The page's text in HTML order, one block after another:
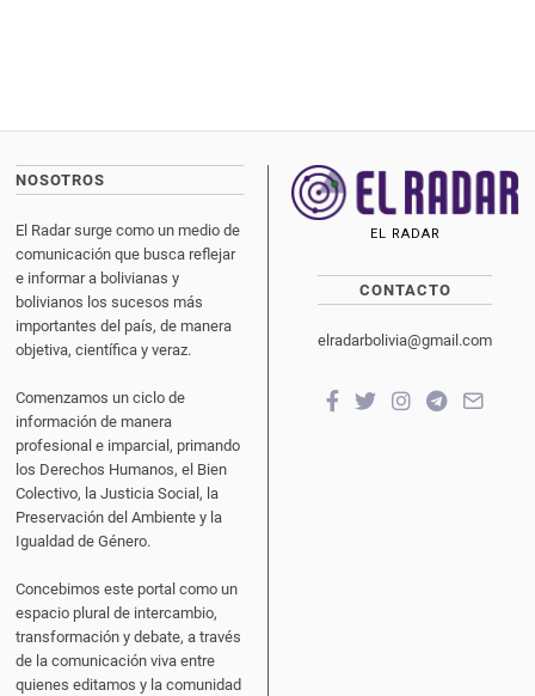
NOSOTROS
El Radar surge como un medio de
comunicación que busca reflejar
e informar a bolivianas y
bolivianos los sucesos más
importantes del país, de manera
objetiva, científica y veraz.
Comenzamos un ciclo de
información de manera
profesional e imparcial, primando
los Derechos Humanos, el Bien
Colectivo, la Justicia Social, la
Preservación del Ambiente y la
Igualdad de Género.
Concebimos este portal como un
espacio plural de intercambio,
transformación y debate, a través
de la comunicación viva entre
quienes editamos y la comunidad
EL RADAR
CONTACTO
elradarbolivia@gmail.com